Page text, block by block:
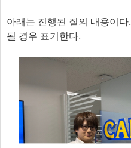
아래는 진행된 질의 내용이
될 경우 표기한다.